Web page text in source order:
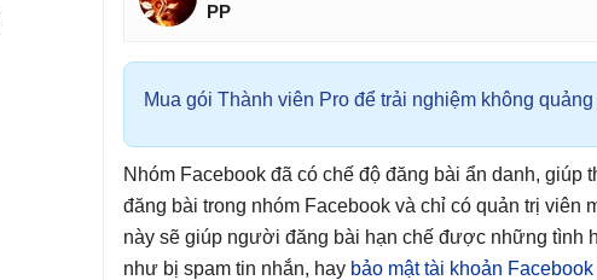
PP
Mua gói Thành viên Pro để trải nghiệm không
Nhóm Facebook đã có chế độ đăng bài ẩn danh, giúp
đăng bài trong nhóm Facebook và chỉ có quản trị
này sẽ giúp người đăng bài hạn chế được những tình
như bị spam tin nhắn, hay bảo mật tài khoản Facebook